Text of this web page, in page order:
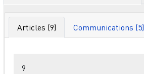
Articles (9) Communications (5)
9